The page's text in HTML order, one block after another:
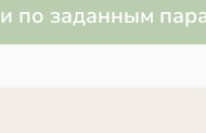
по заданным